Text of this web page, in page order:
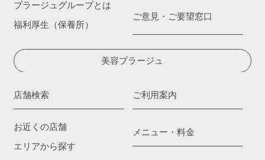
プラージュグループとは
福利厚生（保養所）
ご意見・ご要望窓口
美容プラージュ
店舗検索
お近くの店舗
エリアから探す
ご利用案内
メニュー・料金